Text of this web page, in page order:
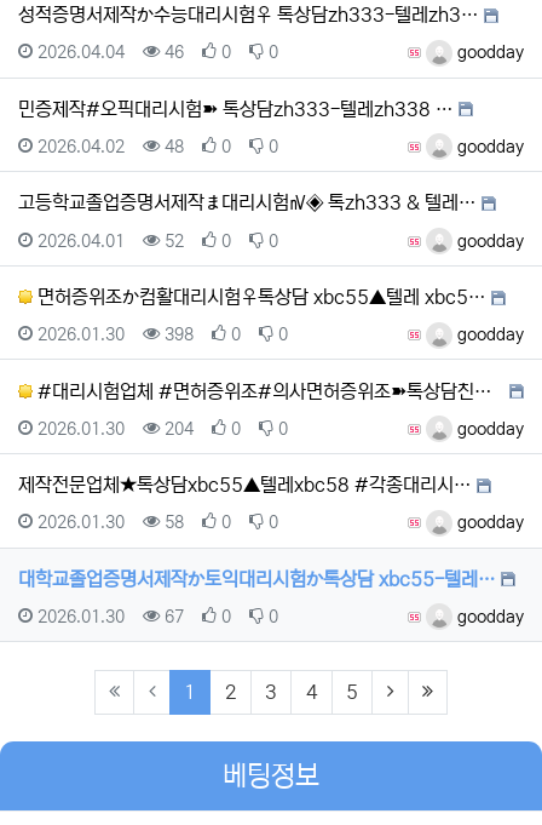
성적증명서제작か수능대리시험♀ 톡상담zh333-텔레zh3…
등록자 goodday
등록일
2026.04.04 조회
46 추천
0 비추천
0
민증제작#오픽대리시험➽ 톡상담zh333-텔레zh338 …
등록자 goodday
등록일
2026.04.02 조회
48 추천
0 비추천
0
고등학교졸업증명서제작ま대리시험㎵◈ 톡zh333 & 텔레…
등록자 goodday
등록일
2026.04.01 조회
52 추천
0 비추천
0
면허증위조か컴활대리시험♀톡상담 xbc55▲텔레 xbc5…
등록자 goodday
등록일
2026.01.30 조회
398 추천
0 비추천
0
#대리시험업체 #면허증위조#의사면허증위조➽톡상담친추Δ톡…
등록자 goodday
등록일
2026.01.30 조회
204 추천
0 비추천
0
제작전문업체★톡상담xbc55▲텔레xbc58 #각종대리시…
등록자 goodday
등록일
2026.01.30 조회
58 추천
0 비추천
0
대학교졸업증명서제작か토익대리시험か톡상담 xbc55-텔레…
등록자 goodday
등록일
2026.01.30 조회
67 추천
0 비추천
0
1 (current)
2 3 4 5 (next)(last)
베팅정보